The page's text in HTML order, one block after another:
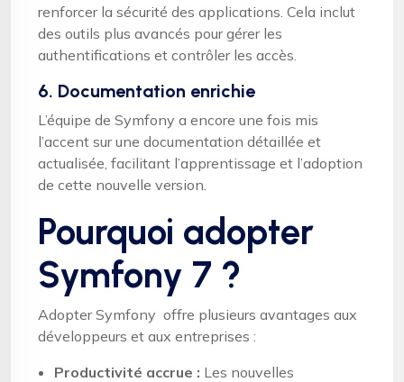
renforcer la sécurité des applications. Cela inclut
des outils plus avancés pour gérer les
authentifications et contrôler les accès.
6. Documentation enrichie
L’équipe de Symfony a encore une fois mis
l’accent sur une documentation détaillée et
actualisée, facilitant l’apprentissage et l’adoption
de cette nouvelle version.
Pourquoi adopter
Symfony 7 ?
Adopter Symfony offre plusieurs avantages aux
développeurs et aux entreprises :
Productivité accrue : Les nouvelles